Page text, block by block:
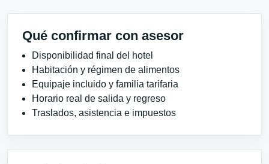
Qué confirmar con asesor
Disponibilidad final del hotel
Habitación y régimen de alimentos
Equipaje incluido y familia tarifaria
Horario real de salida y regreso
Traslados, asistencia e impuestos